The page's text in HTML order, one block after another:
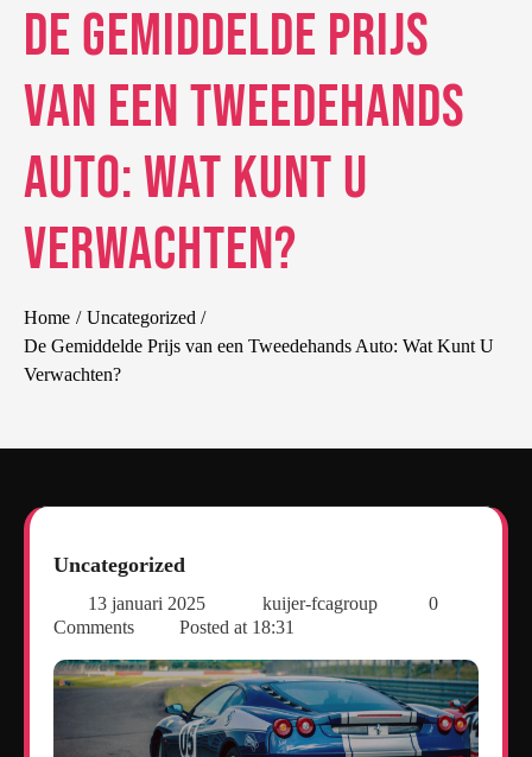
De Gemiddelde Prijs
van een Tweedehands
Auto: Wat Kunt U
Verwachten?
Home
Uncategorized
De Gemiddelde Prijs van een Tweedehands Auto: Wat Kunt U
Verwachten?
Uncategorized
13 januari 2025 kuijer-fcagroup
0
Comments
Posted at 18:31